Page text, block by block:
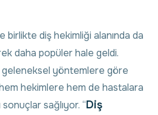
birlikte diş hekimliği alanında da
daha popüler hale geldi.
geleneksel yöntemlere göre
hekimlere hem de hastalara
sonuçlar sağlıyor. “Diş